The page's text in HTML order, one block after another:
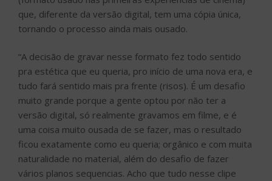
que, diferente da versão digital, tem uma cópia única,
tornando o processo ainda mais ousado.
“A decisão de gravar nesse formato fez todo sentido
pra estética que eu queria, pro início de uma nova era, e
tudo fará sentido mais pra frente (risos). É um desafio
muito grande porque a gente optou por não ter a
versão digital, só realmente gravamos em filme, e é
uma coisa muito ousada de se fazer, mas o resultado
ficou exatamente como eu queria; orgânico e com muita
naturalidade no material, além do desafio de fazer
vários planos sequencias. Acho que tudo nesse clipe